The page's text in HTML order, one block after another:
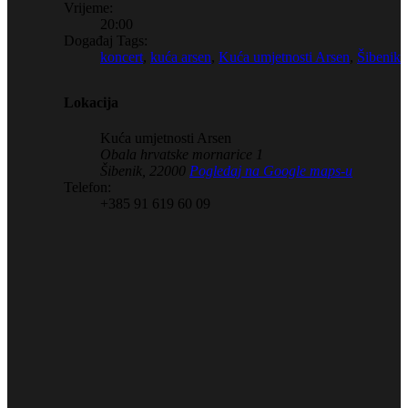
Vrijeme:
20:00
Događaj Tags:
koncert, kuća arsen, Kuća umjetnosti Arsen, Šibenik
Lokacija
Kuća umjetnosti Arsen
Obala hrvatske mornarice 1
Šibenik
22000 Pogledaj na Google maps-u
Telefon:
+385 91 619 60 09